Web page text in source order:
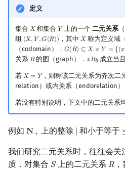
F.A.Q.
镜像站列表
致谢
出题
WSL (Windows 10)
Special Judge
Testlib
Polygon
OJ 工具
LaTeX 入门
Git
Python 速成
Java 速成
Java 进阶
排序
前缀和 & 差分
二分
倍增
构造
迭代加深搜索
IDA*
回溯法
Dancing Links
Alpha–Beta 剪枝
优化
树形 DP
状压 DP
数位 DP
插头 DP
计数 DP
动态 DP
概率 DP
前缀函数与 KMP 算法
Boyer–Moore 算法
Z 函数（扩展 KMP）
AC 自动机
后缀数组 (SA)
后缀自动机 (SAM)
后缀平衡树
分解质因数
裴蜀定理 & 一次不定方程
费马小定理 & 欧拉定理
模逆元
线性同余方程
中国剩余定理
升幂引理
多项式牛顿迭代
多项式多点求值|快速插值
多项式初等函数
常系数齐次线性递推
多项式平移|连续点值平移
符号化方法
Lagrange 反演
斯特林数
贝尔数
伯努利数
Entringer Number
Eulerian Number
分拆数
范德蒙德卷积
线性空间
线性基
线性映射
特征多项式
对角化
Jordan标准型
链与反链
预序集中的特殊元素
有向集与格
对偶
Dilworth 定理与 Mirsky 定理
习题
堆
块状数据结构
单调栈
单调队列
ST 表
树状数组
线段树
有向无环图
拓扑排序
最短路问题
生成树问题
斯坦纳树
拆点
连通性相关
凸包
扫描线
旋转卡壳
半平面交
平面最近点对
随机增量法
反演变换
悬线法
有限状态自动机
计算理论基础
字节顺序
约瑟夫问题
表达式求值
在一台机器上规划任务
定义
集合 𝑋
X 和集合𝑌
Y 上的一个二元关系
组 (𝑋, 𝑌,𝐺(𝑅))
(X,Y G (R)) ，其中𝑋
X 称为定义域
（codomain）， 𝐺(𝑅) ⊆ 𝑋 × 𝑌 = {(𝑥
G(R)⊆X×Y= {( x,y :x∈ X,y
关系 𝑅
R的图（graph）．𝑥𝑅𝑦
xRy 成立当
若 𝑋 = 𝑌
X= Y
，则称该二元关系为齐次二
relation）或内关系（endorelation）
若没有特别说明，下文中的二元关系
例如 𝐍+
N+ 上的整除 ∣ 和小于等于
我们研究二元关系时，往往会
质．对集合 𝑆
S上的二元关系𝑅
R